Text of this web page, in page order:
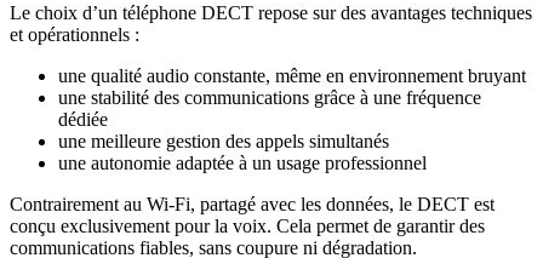
Le choix d’un téléphone DECT repose sur des avantages techniques
et opérationnels :
une qualité audio constante, même en environnement bruyant
une stabilité des communications grâce à une fréquence
dédiée
une meilleure gestion des appels simultanés
une autonomie adaptée à un usage professionnel
Contrairement au Wi-Fi, partagé avec les données, le DECT est
conçu exclusivement pour la voix. Cela permet de garantir des
communications fiables, sans coupure ni dégradation.